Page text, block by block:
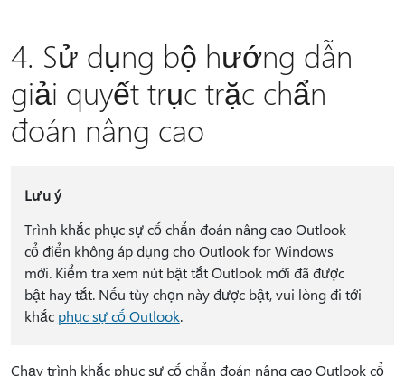
4. Sử dụng bộ hướng dẫn
giải quyết trục trặc chẩn
đoán nâng cao
Lưu ý
Trình khắc phục sự cố chẩn đoán nâng cao Outlook
cổ điển không áp dụng cho Outlook for Windows
mới. Kiểm tra xem nút bật tắt Outlook mới đã được
bật hay tắt. Nếu tùy chọn này được bật, vui lòng đi tới
khắc phục sự cố Outlook.
Chạy trình khắc phục sự cố chẩn đoán nâng cao Outlook cổ